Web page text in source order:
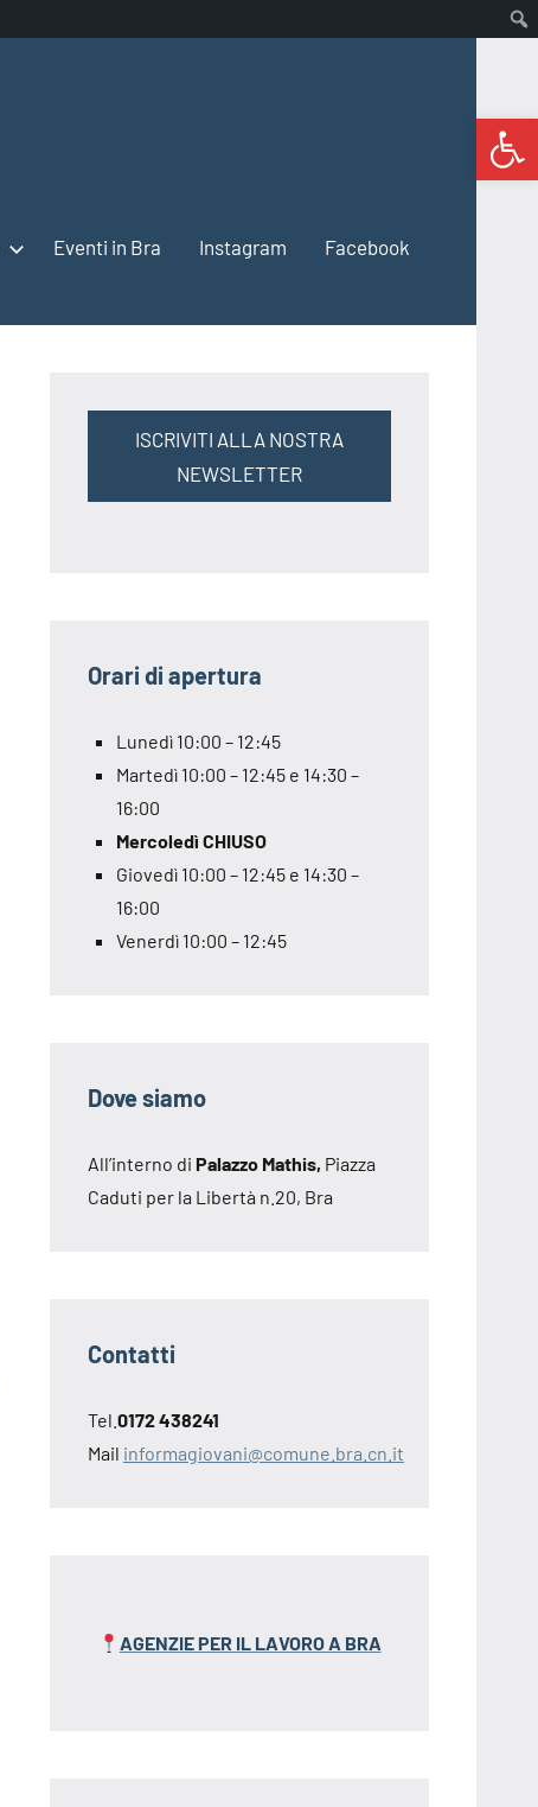
Eventi in Bra Instagram Facebook
ISCRIVITI ALLA NOSTRA
NEWSLETTER
Orari di apertura
Lunedì 10:00 – 12:45
Martedì 10:00 – 12:45 e 14:30 –
16:00
Mercoledì CHIUSO
Giovedì 10:00 – 12:45 e 14:30 –
16:00
Venerdì 10:00 – 12:45
Dove siamo
All’interno di Palazzo Mathis, Piazza
Caduti per la Libertà n.20, Bra
Contatti
Tel. 0172 438241
Mail informagiovani@comune.bra.cn.it
AGENZIE PER IL LAVORO A BRA